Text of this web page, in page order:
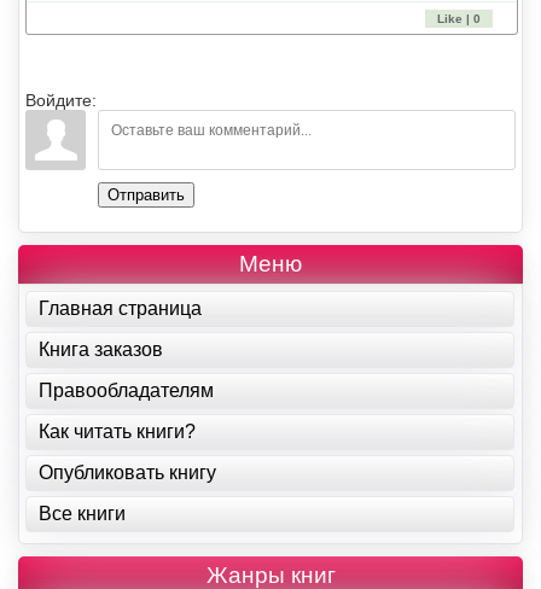
Like | 0
Войдите:
Отправить
Меню
Главная страница
Книга заказов
Правообладателям
Как читать книги?
Опубликовать книгу
Все книги
Жанры книг